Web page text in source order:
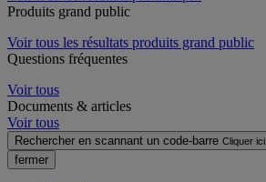
Produits grand public
Voir tous les résultats produits grand public
Questions fréquentes
Voir tous
Documents & articles
Voir tous
Rechercher en scannant un code-barre Cliquer ici
fermer